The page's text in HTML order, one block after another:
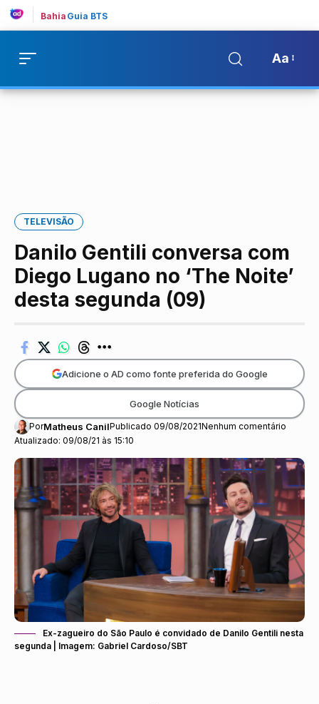
Bahia Guia BTS
Aa
TELEVISÃO
Danilo Gentili conversa com
Diego Lugano no ‘The Noite’
desta segunda (09)
Atualizado: 09/08/21 às 15:10
PorMatheus CanilPublicado 09/08/2021Nenhum comentário
Adicione o AD como fonte preferida do Google
Google Notícias
Ex-zagueiro do São Paulo é convidado de Danilo Gentili nesta
segunda | Imagem: Gabriel Cardoso/SBT